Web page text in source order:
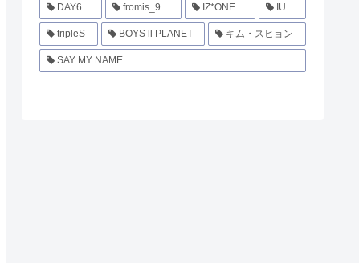
DAY6 fromis_9 IZ*ONE IU
tripleS BOYS ll PLANET キム・スヒョン
SAY MY NAME